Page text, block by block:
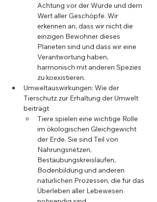
Achtung vor der Würde und dem
Wert aller Geschöpfe. Wir
erkennen an, dass wir nicht die
einzigen Bewohner dieses
Planeten sind und dass wir eine
Verantwortung haben,
harmonisch mit anderen Spezies
zu koexistieren.
Umweltauswirkungen: Wie der
Tierschutz zur Erhaltung der Umwelt
beiträgt
Tiere spielen eine wichtige Rolle
im ökologischen Gleichgewicht
der Erde. Sie sind Teil von
Nahrungsnetzen,
Bestäubungskreisläufen,
Bodenbildung und anderen
natürlichen Prozessen, die für das
Überleben aller Lebewesen